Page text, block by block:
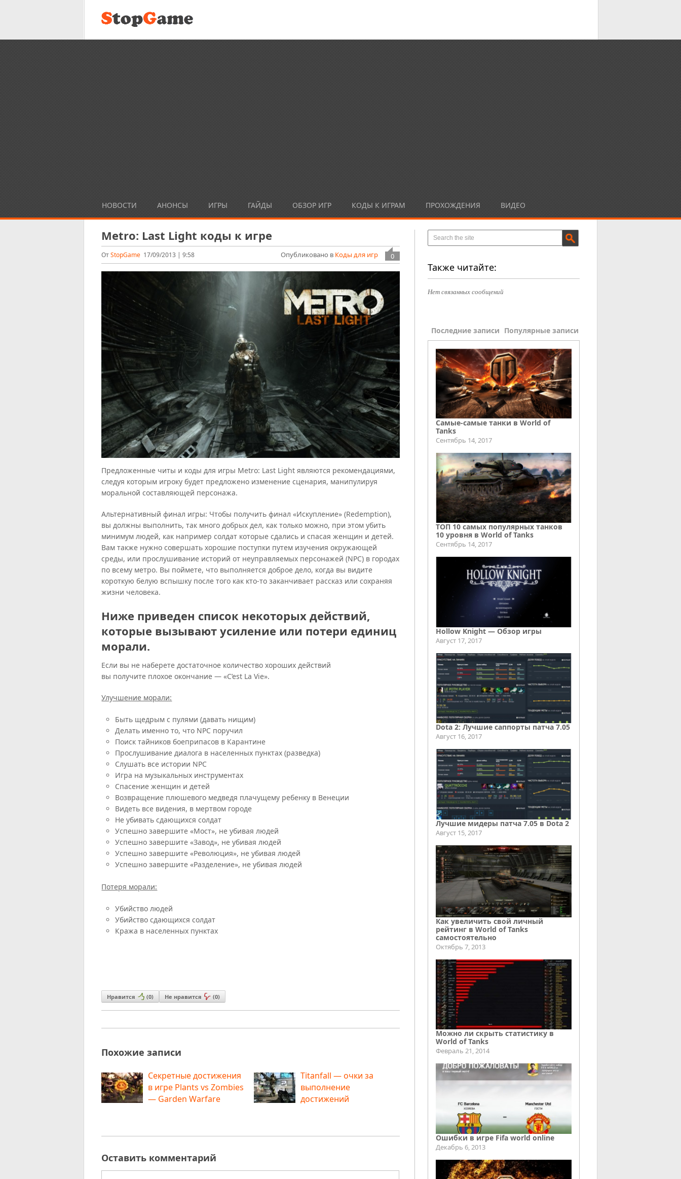
НОВОСТИ АНОНСЫ ИГРЫ ГАЙДЫ ОБЗОР ИГР КОДЫ К ИГРАМ ПРОХОЖДЕНИЯ ВИДЕО
Metro: Last Light коды к игре
ОтStopGame 17/09/2013 | 9:58 0
Опубликовано в Коды для игр
Предложенные читы и коды для игры Metro: Last Light являются рекомендациями,
следуя которым игроку будет предложено изменение сценария, манипулируя
моральной составляющей персонажа.
Альтернативный финал игры: Чтобы получить финал «Искупление» (Redemption),
вы должны выполнить, так много добрых дел, как только можно, при этом убить
минимум людей, как например солдат которые сдались и спасая женщин и детей.
Вам также нужно совершать хорошие поступки путем изучения окружающей
среды, или прослушивание историй от неуправляемых персонажей (NPC) в городах
по всему метро. Вы поймете, что выполняется доброе дело, когда вы видите
короткую белую вспышку после того как кто-то заканчивает рассказ или сохраняя
жизни человека.
Ниже приведен список некоторых действий,
которые вызывают усиление или потери единиц
морали.
Если вы не наберете достаточное количество хороших действий
вы получите плохое окончание — «C’est La Vie».
Улучшение морали:
Быть щедрым с пулями (давать нищим)
Делать именно то, что NPC поручил
Поиск тайников боеприпасов в Карантине
Прослушивание диалога в населенных пунктах (разведка)
Слушать все истории NPC
Игра на музыкальных инструментах
Спасение женщин и детей
Возвращение плюшевого медведя плачущему ребенку в Венеции
Видеть все видения, в мертвом городе
Не убивать сдающихся солдат
Успешно завершите «Мост», не убивая людей
Успешно завершите «Завод», не убивая людей
Успешно завершите «Революция», не убивая людей
Успешно завершите «Разделение», не убивая людей
Потеря морали:
Убийство людей
Убийство сдающихся солдат
Кража в населенных пунктах
Нравится (0) Не нравится (0)
Похожие записи
Секретные достижения
в игре Plants vs Zombies
— Garden Warfare
Titanfall — очки за
выполнение
достижений
Оставить комментарий
Также читайте:
Нет связанных сообщений
Последние записи Популярные записи
Самые-самые танки в World of
Tanks
Сентябрь 14, 2017
ТОП 10 самых популярных танков
10 уровня в World of Tanks
Сентябрь 14, 2017
Hollow Knight — Обзор игры
Август 17, 2017
Dota 2: Лучшие саппорты патча 7.05
Август 16, 2017
Лучшие мидеры патча 7.05 в Dota 2
Август 15, 2017
Как увеличить свой личный
рейтинг в World of Tanks
самостоятельно
Октябрь 7, 2013
Можно ли скрыть статистику в
World of Tanks
Февраль 21, 2014
Ошибки в игре Fifa world online
Декабрь 6, 2013